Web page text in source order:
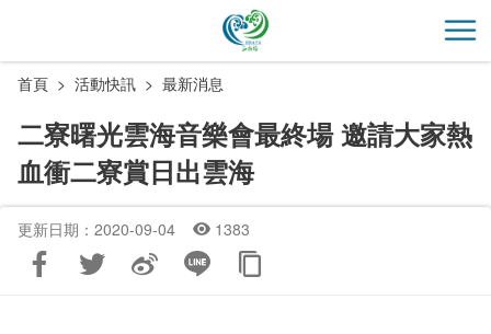
主
開
首頁 活動快訊 最新消息
二寮曙光雲海音樂會最終場 邀請大家熱
血衝二寮賞日出雲海
更新日期：2020-09-04 1383